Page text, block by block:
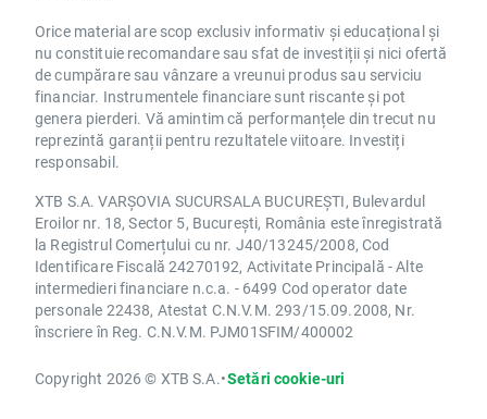
Orice material are scop exclusiv informativ și educațional și
nu constituie recomandare sau sfat de investiții și nici ofertă
de cumpărare sau vânzare a vreunui produs sau serviciu
financiar. Instrumentele financiare sunt riscante și pot
genera pierderi. Vă amintim că performanțele din trecut nu
reprezintă garanții pentru rezultatele viitoare. Investiți
responsabil.
XTB S.A. VARȘOVIA SUCURSALA BUCUREȘTI, Bulevardul
Eroilor nr. 18, Sector 5, București, România este înregistrată
la Registrul Comerțului cu nr. J40/13245/2008, Cod
Identificare Fiscală 24270192, Activitate Principală - Alte
intermedieri financiare n.c.a. - 6499 Cod operator date
personale 22438, Atestat C.N.V.M. 293/15.09.2008, Nr.
înscriere în Reg. C.N.V.M. PJM01SFIM/400002
Copyright 2026 © XTB S.A.•Setări cookie-uri